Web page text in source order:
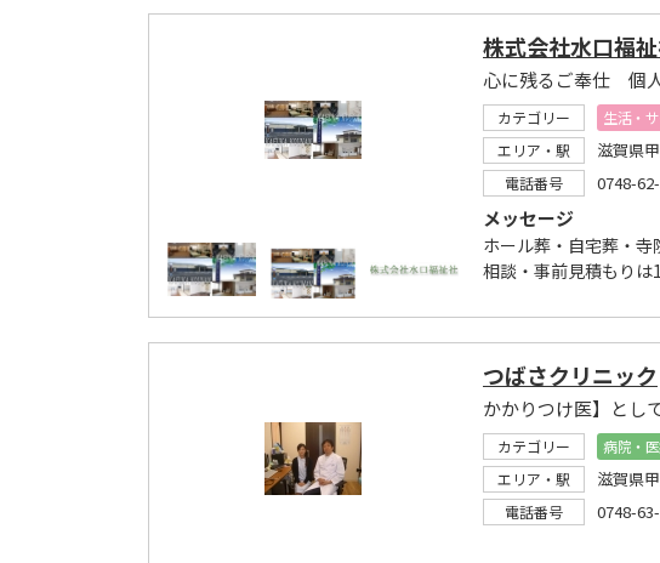
株式会社水口福
心に残るご奉仕 個人
カテゴリー 生活・
エリア・駅
滋賀県
電話番号 0748-
メッセージ
ホール葬・自宅葬・
相談・事前見積もり
つばさクリニック
カテゴリー 病院・
エリア・駅
滋賀県
電話番号 0748-